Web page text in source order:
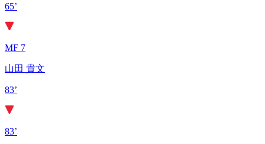
65’
MF 7
山田 貴文
83’
83’